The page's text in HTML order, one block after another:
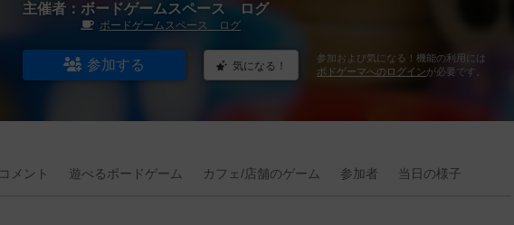
主催者： ボードゲームスペース ログ
ボードゲームスペース ログ
参加する 気になる！
参加および気になる！機能の利用には
ボドゲーマへのログインが必要です。
コメント 遊べるボードゲーム カフェ/店舗のゲーム 参加者 当日の様子